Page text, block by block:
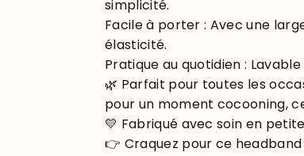
simplicité.
Facile à porter : Avec une
élasticité.
Pratique au quotidien :
🌿 Parfait pour toutes les
pour un moment cocooning,
💛 Fabriqué avec soin en
👉 Craquez pour ce